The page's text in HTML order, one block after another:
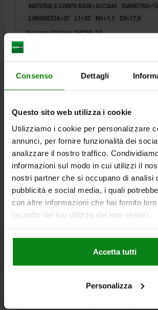
Consenso Dettagli
Questo sito web utilizza i cookie
Utilizziamo i cookie per personalizzare
annunci, per fornire funzionalità dei
analizzare il nostro traffico.
informazioni sul modo in cui utilizzi il
nostri partner che si occupano di analisi
pubblicità e social media, i quali
con altre informazioni che hai fornito
raccolto dal tuo utilizzo dei loro servizi.
Accetta tutti
Personalizza
MATERIALE CORPO BASE=ACCIAIO
DIAMETRO=10
LUNGHEZZA=37
L1=32 M1=1,1 D3=17,6
Numero d’ordine:04250-10
più le spese di spedizione
PERNO CON SICURA AD ANELLO
ACCIAIO 1.0503 TRATT.TERMICAM.,
COMP:ACCIAIO FOSFATIZZATO, VPE=SET
04250-101